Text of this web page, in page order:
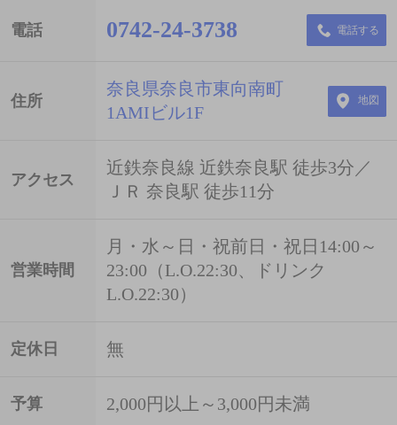
電話 0742-24-3738 電話する
住所
奈良県奈良市東向南町
1AMIビル1F
地図
アクセス
近鉄奈良線 近鉄奈良駅 徒歩3分／
ＪＲ 奈良駅 徒歩11分
営業時間
月・水～日・祝前日・祝日14:00～
23:00（L.O.22:30、ドリンク
L.O.22:30）
定休日 無
予算 2,000円以上～3,000円未満